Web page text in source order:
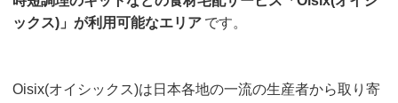
ックス)」が利用可能なエリア です。
Oisix(オイシックス)は日本各地の一流の生産者から取り寄